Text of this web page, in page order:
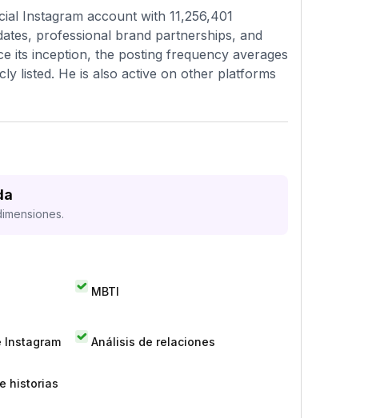
Instagram account with 11,256,401
professional brand partnerships, and
its inception, the posting frequency averages
listed. He is also active on other platforms
MBTI
Instagram Análisis de relaciones
historias